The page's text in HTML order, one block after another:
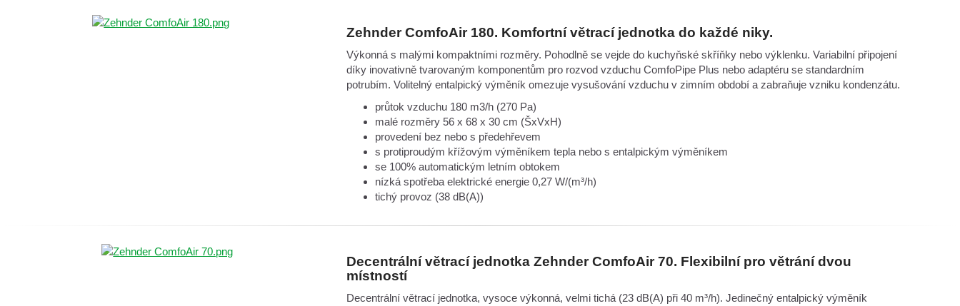
Zehnder ComfoAir 180. Komfortní větrací jednotka do každé niky.
Výkonná s malými kompaktními rozměry. Pohodlně se vejde do kuchyňské skříňky nebo výklenku. Variabilní připojení
díky inovativně tvarovaným komponentům pro rozvod vzduchu ComfoPipe Plus nebo adaptéru se standardním
potrubím. Volitelný entalpický výměník omezuje vysušování vzduchu v zimním období a zabraňuje vzniku kondenzátu.
průtok vzduchu 180 m3/h (270 Pa)
malé rozměry 56 x 68 x 30 cm (ŠxVxH)
provedení bez nebo s předehřevem
s protiproudým křížovým výměníkem tepla nebo s entalpickým výměníkem
se 100% automatickým letním obtokem
nízká spotřeba elektrické energie 0,27 W/(m³/h)
tichý provoz (38 dB(A))
Decentrální větrací jednotka Zehnder ComfoAir 70. Flexibilní pro větrání dvou
místností
Decentrální větrací jednotka, vysoce výkonná, velmi tichá (23 dB(A) při 40 m³/h). Jedinečný entalpický výměník